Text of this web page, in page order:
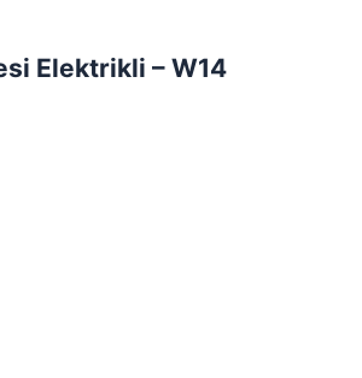
Elektrikli – W14